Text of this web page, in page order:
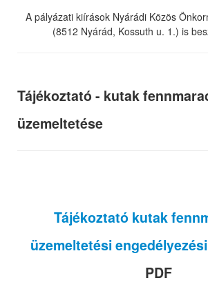
A pályázati kiírások Nyárádi Közös
(8512 Nyárád, Kossuth u. 1.) is
Tájékoztató - kutak
üzemeltetése
Tájékoztató kutak
üzemeltetési
PDF